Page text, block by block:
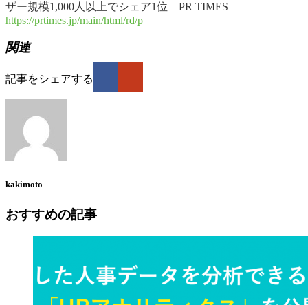
ザー規模1,000人以上でシェア1位 – PR TIMES
https://prtimes.jp/main/html/rd/p
関連
記事をシェアする
kakimoto
おすすめの記事